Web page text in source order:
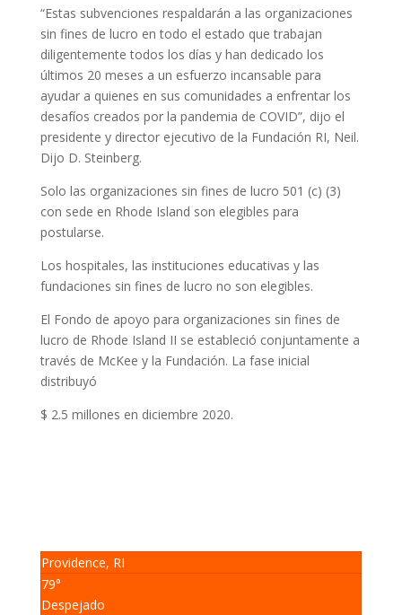
“Estas subvenciones respaldarán a las organizaciones
sin fines de lucro en todo el estado que trabajan
diligentemente todos los días y han dedicado los
últimos 20 meses a un esfuerzo incansable para
ayudar a quienes en sus comunidades a enfrentar los
desafíos creados por la pandemia de COVID”, dijo el
presidente y director ejecutivo de la Fundación RI, Neil.
Dijo D. Steinberg.
Solo las organizaciones sin fines de lucro 501 (c) (3)
con sede en Rhode Island son elegibles para
postularse.
Los hospitales, las instituciones educativas y las
fundaciones sin fines de lucro no son elegibles.
El Fondo de apoyo para organizaciones sin fines de
lucro de Rhode Island II se estableció conjuntamente a
través de McKee y la Fundación. La fase inicial
distribuyó
$ 2.5 millones en diciembre 2020.
Providence, RI
79°
Despejado